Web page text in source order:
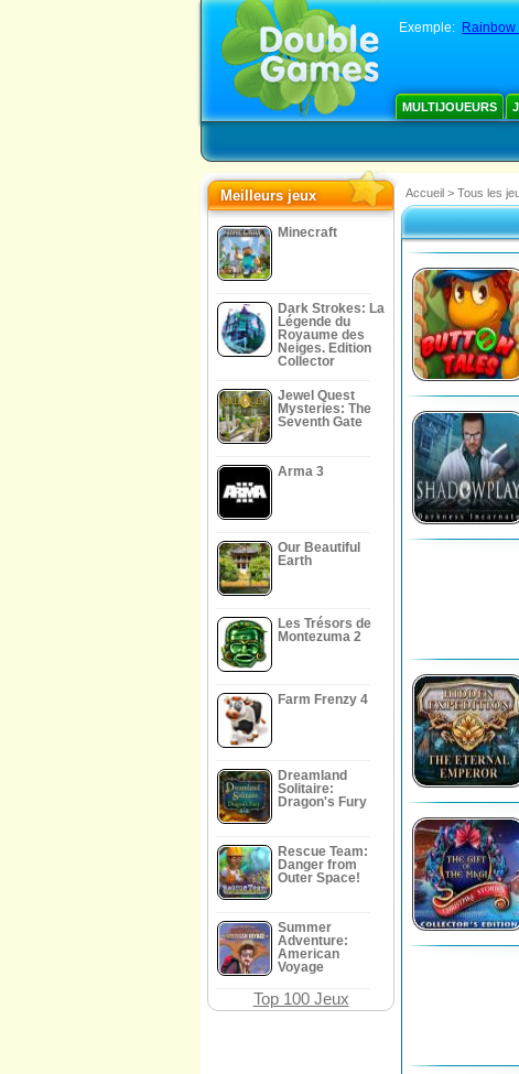
Exemple:
MULTIJOUEURS
Meilleurs jeux
Minecraft
Dark Strokes: La
Légende du
Royaume des
Neiges. Edition
Collector
Jewel Quest
Mysteries: The
Seventh Gate
Arma 3
Our Beautiful
Earth
Les Trésors de
Montezuma 2
Farm Frenzy 4
Dreamland
Solitaire:
Dragon's Fury
Rescue Team:
Danger from
Outer Space!
Summer
Adventure:
American
Voyage
Top 100 Jeux
Accueil > Tous les